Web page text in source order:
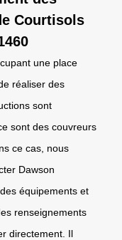
Courtisols
une place
réaliser des
sont
sont des couvreurs
ce cas, nous
Dawson
équipements et
renseignements
directement. Il